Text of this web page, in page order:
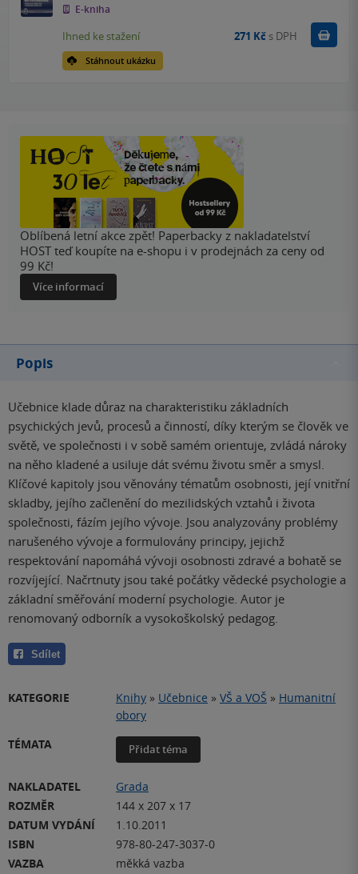
E-kniha
Stáhnout ukázku
Ihned ke stažení 271 Kč s DPH Koupit
Oblíbená letní akce zpět! Paperbacky z nakladatelství
HOST teď koupíte na e-shopu i v prodejnách za ceny od
99 Kč!
Více informací
Popis
Učebnice klade důraz na charakteristiku základních
psychických jevů, procesů a činností, díky kterým se člověk ve
světě, ve společnosti i v sobě samém orientuje, zvládá nároky
na něho kladené a usiluje dát svému životu směr a smysl.
Klíčové kapitoly jsou věnovány tématům osobnosti, její vnitřní
skladby, jejího začlenění do mezilidských vztahů i života
společnosti, fázím jejího vývoje. Jsou analyzovány problémy
narušeného vývoje a formulovány principy, jejichž
respektování napomáhá vývoji osobnosti zdravé a bohatě se
rozvíjející. Načrtnuty jsou také počátky vědecké psychologie a
základní směřování moderní psychologie. Autor je
renomovaný odborník a vysokoškolský pedagog.
Sdílet
KATEGORIE Knihy » Učebnice » VŠ a VOŠ » Humanitní
obory
TÉMATA
Přidat téma
NAKLADATEL
Grada
ROZMĚR
144 x 207 x 17
DATUM VYDÁNÍ
1.10.2011
ISBN
978-80-247-3037-0
VAZBA
měkká vazba